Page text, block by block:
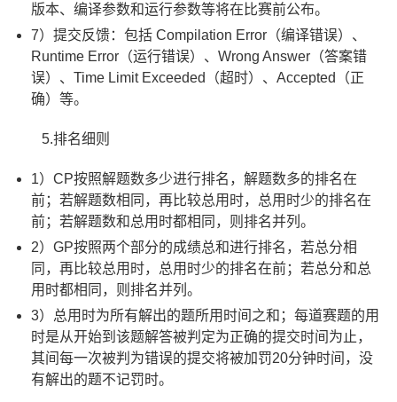
版本、编译参数和运行参数等将在比赛前公布。
7）提交反馈：包括 Compilation Error（编译错误）、
Runtime Error（运行错误）、Wrong Answer（答案错
误）、Time Limit Exceeded（超时）、Accepted（正
确）等。
5.排名细则
1）CP按照解题数多少进行排名，解题数多的排名在
前；若解题数相同，再比较总用时，总用时少的排名在
前；若解题数和总用时都相同，则排名并列。
2）GP按照两个部分的成绩总和进行排名，若总分相
同，再比较总用时，总用时少的排名在前；若总分和总
用时都相同，则排名并列。
3）总用时为所有解出的题所用时间之和；每道赛题的用
时是从开始到该题解答被判定为正确的提交时间为止，
其间每一次被判为错误的提交将被加罚20分钟时间，没
有解出的题不记罚时。